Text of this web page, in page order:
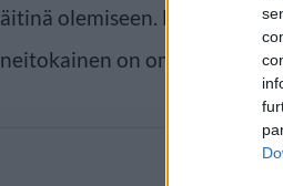
äitinä olemiseen. Naisen villit
neitokainen on